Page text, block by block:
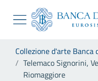
Skip to Main Content
Vai al sito istituzionale
Vai al menu di
Vai alla ricerca
Vai al footer
Collezione d'arte Banca
Telemaco Signorini,
Riomaggiore